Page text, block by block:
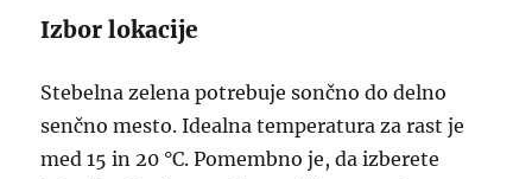
Izbor lokacije
Stebelna zelena potrebuje sončno do delno
senčno mesto. Idealna temperatura za rast je
med 15 in 20 °C. Pomembno je, da izberete